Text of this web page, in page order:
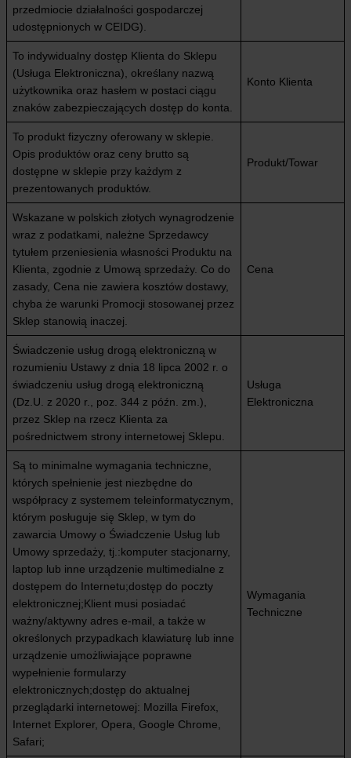
przedmiocie działalności gospodarczej
udostępnionych w CEIDG).
To indywidualny dostęp Klienta do Sklepu
(Usługa Elektroniczna), określany nazwą
użytkownika oraz hasłem w postaci ciągu
znaków zabezpieczających dostęp do konta.
Konto Klienta
To produkt fizyczny oferowany w sklepie.
Opis produktów oraz ceny brutto są
dostępne w sklepie przy każdym z
prezentowanych produktów.
Produkt/Towar
Wskazane w polskich złotych wynagrodzenie
wraz z podatkami, należne Sprzedawcy
tytułem przeniesienia własności Produktu na
Klienta, zgodnie z Umową sprzedaży. Co do
zasady, Cena nie zawiera kosztów dostawy,
chyba że warunki Promocji stosowanej przez
Sklep stanowią inaczej.
Cena
Świadczenie usług drogą elektroniczną w
rozumieniu Ustawy z dnia 18 lipca 2002 r. o
świadczeniu usług drogą elektroniczną
(Dz.U. z 2020 r., poz. 344 z późn. zm.),
przez Sklep na rzecz Klienta za
pośrednictwem strony internetowej Sklepu.
Usługa
Elektroniczna
Są to minimalne wymagania techniczne,
których spełnienie jest niezbędne do
współpracy z systemem teleinformatycznym,
którym posługuje się Sklep, w tym do
zawarcia Umowy o Świadczenie Usług lub
Umowy sprzedaży, tj.:komputer stacjonarny,
laptop lub inne urządzenie multimedialne z
dostępem do Internetu;dostęp do poczty
elektronicznej;Klient musi posiadać
ważny/aktywny adres e-mail, a także w
określonych przypadkach klawiaturę lub inne
urządzenie umożliwiające poprawne
wypełnienie formularzy
elektronicznych;dostęp do aktualnej
przeglądarki internetowej: Mozilla Firefox,
Internet Explorer, Opera, Google Chrome,
Safari;
Wymagania
Techniczne